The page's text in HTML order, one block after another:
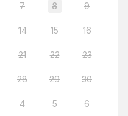
7 8 9
14 15 16
21 22 23
28 29 30
4 5 6